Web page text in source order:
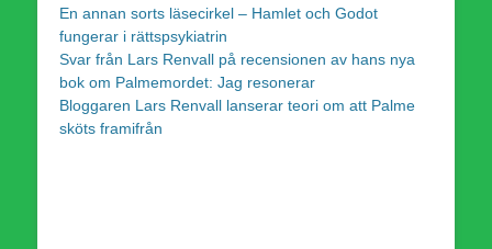
En annan sorts läsecirkel – Hamlet och Godot
fungerar i rättspsykiatrin
Svar från Lars Renvall på recensionen av hans nya
bok om Palmemordet: Jag resonerar
Bloggaren Lars Renvall lanserar teori om att Palme
sköts framifrån